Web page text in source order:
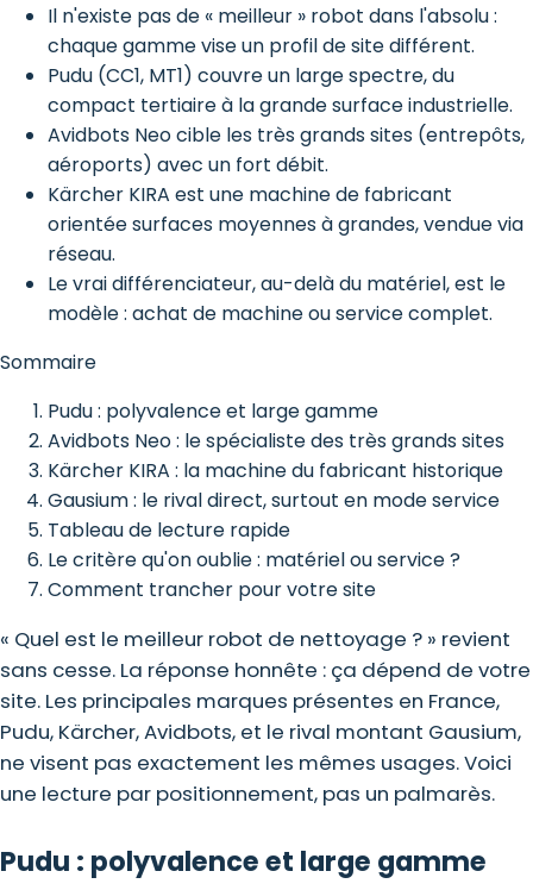
Il n'existe pas de « meilleur » robot dans l'absolu :
chaque gamme vise un profil de site différent.
Pudu (CC1, MT1) couvre un large spectre, du
compact tertiaire à la grande surface industrielle.
Avidbots Neo cible les très grands sites (entrepôts,
aéroports) avec un fort débit.
Kärcher KIRA est une machine de fabricant
orientée surfaces moyennes à grandes, vendue via
réseau.
Le vrai différenciateur, au-delà du matériel, est le
modèle : achat de machine ou service complet.
Sommaire
Pudu : polyvalence et large gamme
Avidbots Neo : le spécialiste des très grands sites
Kärcher KIRA : la machine du fabricant historique
Gausium : le rival direct, surtout en mode service
Tableau de lecture rapide
Le critère qu'on oublie : matériel ou service ?
Comment trancher pour votre site
« Quel est le meilleur robot de nettoyage ? » revient
sans cesse. La réponse honnête : ça dépend de votre
site. Les principales marques présentes en France,
Pudu, Kärcher, Avidbots, et le rival montant Gausium,
ne visent pas exactement les mêmes usages. Voici
une lecture par positionnement, pas un palmarès.
Pudu : polyvalence et large gamme